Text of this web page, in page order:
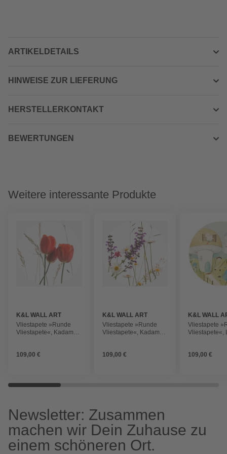
ARTIKELDETAILS
HINWEISE ZUR LIEFERUNG
HERSTELLERKONTAKT
BEWERTUNGEN
Weitere interessante Produkte
K&L WALL ART
Vliestapete »Runde
Vliestapete«, Kadam
109,00 €
K&L WALL ART
Vliestapete »Runde
Vliestapete«, Kadam
109,00 €
K&L WALL
Vliestapete
Vliestapete«,
109,00 €
Newsletter: Zusammen
machen wir Dein Zuhause zu
einem schöneren Ort.